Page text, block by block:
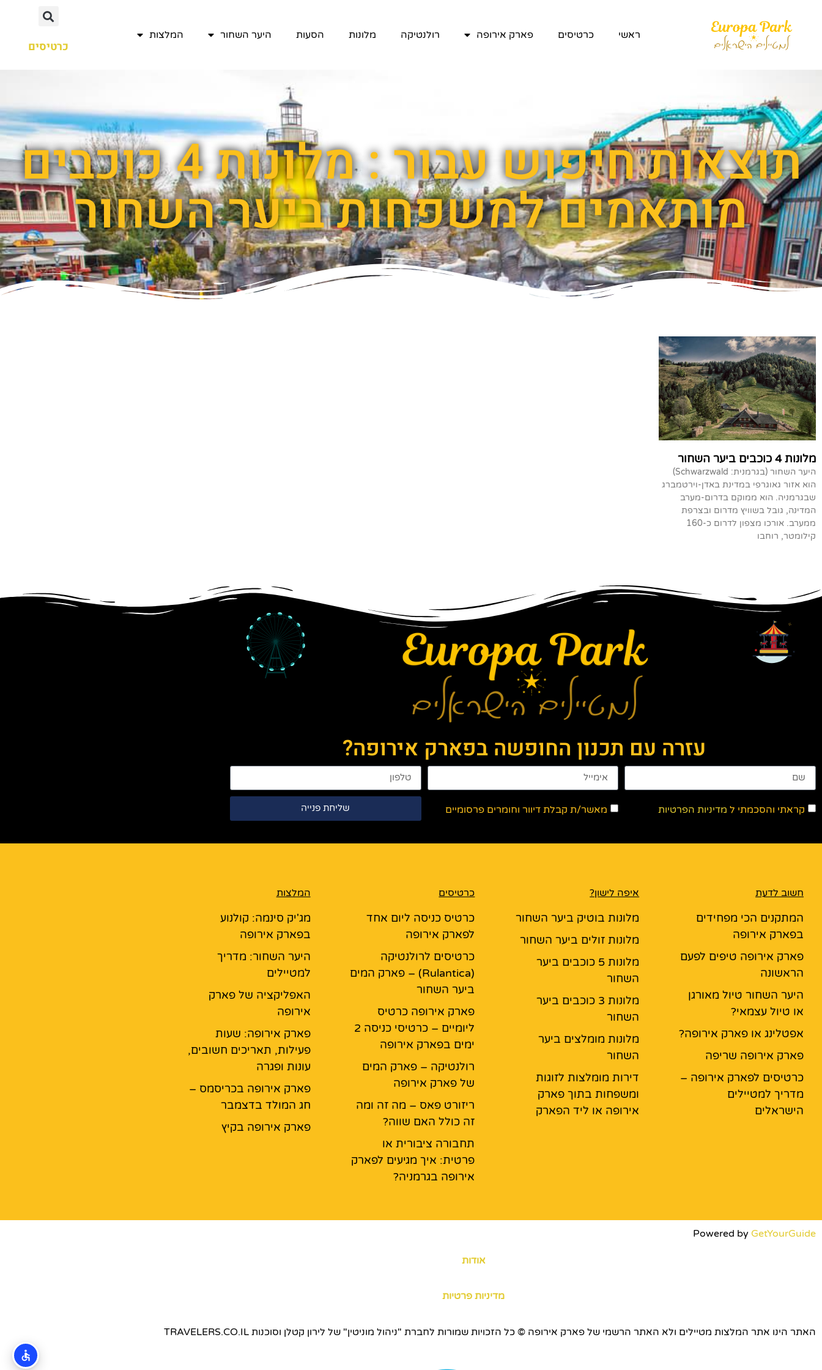
ראשי כרטיסים פארק אירופה רולנטיקה מלונות הסעות היער השחור המלצות
כרטיסים
תוצאות חיפוש עבור : מלונות 4 כוכבים
מותאמים למשפחות ביער השחור
מלונות 4 כוכבים ביער השחור
היער השחור (בגרמנית: Schwarzwald)
הוא אזור גאוגרפי במדינת באדן-וירטמברג
שבגרמניה. הוא ממוקם בדרום-מערב
המדינה, גובל בשוויץ מדרום ובצרפת
ממערב. אורכו מצפון לדרום כ-160
קילומטר, רוחבו
עזרה עם תכנון החופשה בפארק אירופה?
קראתי והסכמתי ל מדיניות הפרטיות מאשר/ת קבלת דיוור וחומרים פרסומיים שליחת פנייה
חשוב לדעת
המתקנים הכי מפחידים
בפארק אירופה
פארק אירופה טיפים לפעם
הראשונה
היער השחור טיול מאורגן
או טיול עצמאי?
אפטלינג או פארק אירופה?
פארק אירופה שריפה
כרטיסים לפארק אירופה –
מדריך למטיילים
הישראלים
איפה לישון?
מלונות בוטיק ביער השחור
מלונות זולים ביער השחור
מלונות 5 כוכבים ביער
השחור
מלונות 3 כוכבים ביער
השחור
מלונות מומלצים ביער
השחור
דירות מומלצות לזוגות
ומשפחות בתוך פארק
אירופה או ליד הפארק
כרטיסים
כרטיס כניסה ליום אחד
לפארק אירופה
כרטיסים לרולנטיקה
(Rulantica) – פארק המים
ביער השחור
פארק אירופה כרטיס
ליומיים – כרטיסי כניסה 2
ימים בפארק אירופה
רולנטיקה – פארק המים
של פארק אירופה
ריזורט פאס – מה זה ומה
זה כולל האם שווה?
תחבורה ציבורית או
פרטית: איך מגיעים לפארק
אירופה בגרמניה?
המלצות
מג'יק סינמה: קולנוע
בפארק אירופה
היער השחור: מדריך
למטיילים
האפליקציה של פארק
אירופה
פארק אירופה: שעות
פעילות, תאריכים חשובים,
עונות ופגרה
פארק אירופה בכריסמס –
חג המולד בדצמבר
פארק אירופה בקיץ
Powered by GetYourGuide
אודות
מדיניות פרטיות
האתר הינו אתר המלצות מטיילים ולא האתר הרשמי של פארק אירופה © כל הזכויות שמורות לחברת "ניהול מוניטין" של לירון קטלן וסוכנות TRAVELERS.CO.IL